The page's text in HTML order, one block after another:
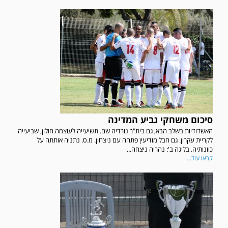
סיכום משחקי גביע המדינה
האשדודיות בשלב הבא, גם בית"ר נורדיה שם. תשיעייה לעוצמה חולון, שביעייה
לקריית עקרון. גם חבל מודיעין פתחה עם ניצחון. מ.ס. נתניה אותתה על
כוונותיה. בליגה ב': נהריה ניצחה...
קראו עוד...